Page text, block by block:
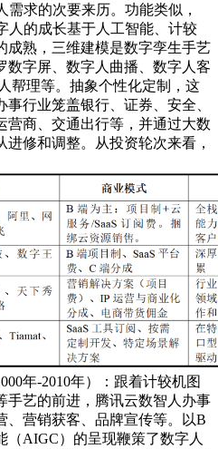
求的次要来历。功能类似，
人的成长基于人工智能、计较
成熟，三维建模是数字孪生手艺
数字屏、数字人曲播、数字人客
帮理等。抽象个性化定制，这
行业笼盖银行、证券、安全、
营商、交通出行等，并通过大数
修和调整。从投资轮次来看，
年-2010年）：跟着计较机图
手艺的前进，腾讯云数智人办事
、营销获客、品牌宣传等。以B
AIGC）的呈现鞭策了数字人